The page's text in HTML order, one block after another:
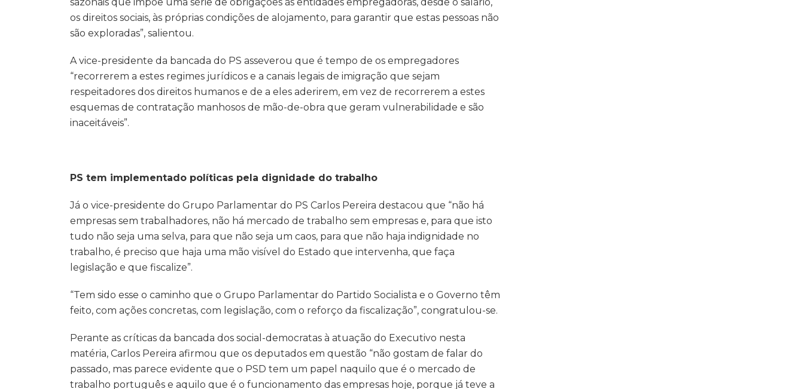
os direitos sociais, às próprias condições de alojamento, para garantir que estas pessoas não
são exploradas”, salientou.
A vice-presidente da bancada do PS asseverou que é tempo de os empregadores
“recorrerem a estes regimes jurídicos e a canais legais de imigração que sejam
respeitadores dos direitos humanos e de a eles aderirem, em vez de recorrerem a estes
esquemas de contratação manhosos de mão-de-obra que geram vulnerabilidade e são
inaceitáveis”.
PS tem implementado políticas pela dignidade do trabalho
Já o vice-presidente do Grupo Parlamentar do PS Carlos Pereira destacou que “não há
empresas sem trabalhadores, não há mercado de trabalho sem empresas e, para que isto
tudo não seja uma selva, para que não seja um caos, para que não haja indignidade no
trabalho, é preciso que haja uma mão visível do Estado que intervenha, que faça
legislação e que fiscalize”.
“Tem sido esse o caminho que o Grupo Parlamentar do Partido Socialista e o Governo têm
feito, com ações concretas, com legislação, com o reforço da fiscalização”, congratulou-se.
Perante as críticas da bancada dos social-democratas à atuação do Executivo nesta
matéria, Carlos Pereira afirmou que os deputados em questão “não gostam de falar do
passado, mas parece evidente que o PSD tem um papel naquilo que é o mercado de
trabalho português e aquilo que é o funcionamento das empresas hoje, porque já teve a